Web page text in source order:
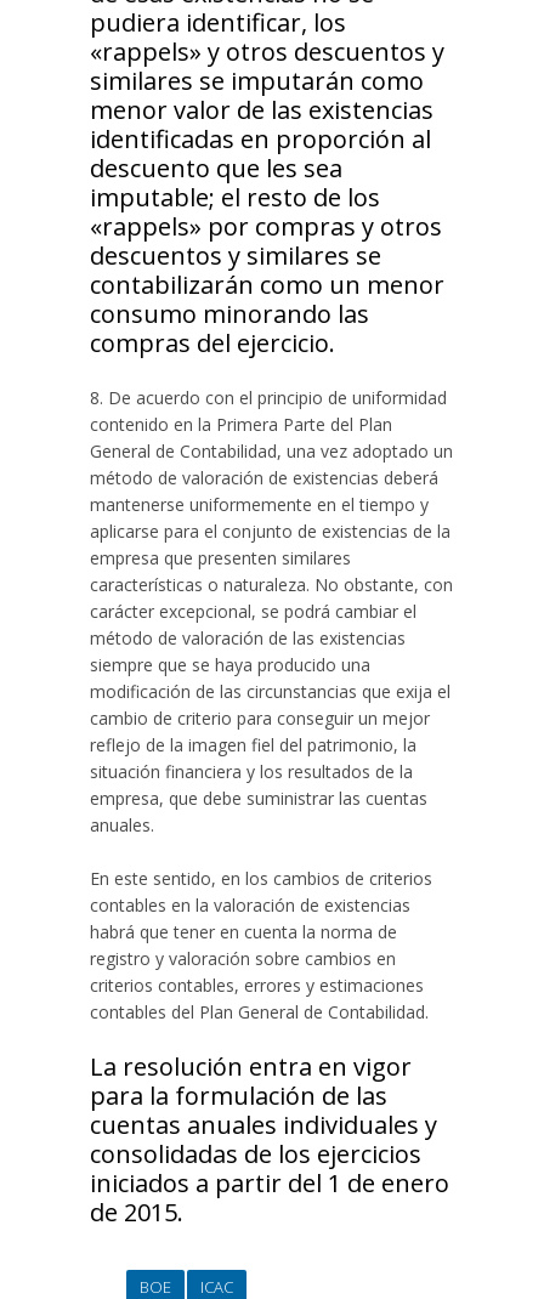
pudiera identificar, los
«rappels» y otros descuentos y
similares se imputarán como
menor valor de las existencias
identificadas en proporción al
descuento que les sea
imputable; el resto de los
«rappels» por compras y otros
descuentos y similares se
contabilizarán como un menor
consumo minorando las
compras del ejercicio.
8. De acuerdo con el principio de uniformidad
contenido en la Primera Parte del Plan
General de Contabilidad, una vez adoptado un
método de valoración de existencias deberá
mantenerse uniformemente en el tiempo y
aplicarse para el conjunto de existencias de la
empresa que presenten similares
características o naturaleza. No obstante, con
carácter excepcional, se podrá cambiar el
método de valoración de las existencias
siempre que se haya producido una
modificación de las circunstancias que exija el
cambio de criterio para conseguir un mejor
reflejo de la imagen fiel del patrimonio, la
situación financiera y los resultados de la
empresa, que debe suministrar las cuentas
anuales.
En este sentido, en los cambios de criterios
contables en la valoración de existencias
habrá que tener en cuenta la norma de
registro y valoración sobre cambios en
criterios contables, errores y estimaciones
contables del Plan General de Contabilidad.
La resolución entra en vigor
para la formulación de las
cuentas anuales individuales y
consolidadas de los ejercicios
iniciados a partir del 1 de enero
de 2015.
BOE ICAC